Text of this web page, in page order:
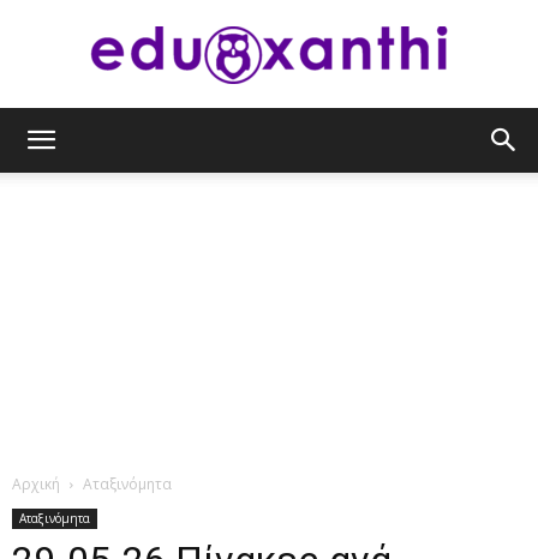
Αρχική Αταξινόμητα
Αταξινόμητα